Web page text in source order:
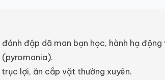
đập dã man bạn học, hành hạ động
lợi, ăn cắp vặt thường xuyên.